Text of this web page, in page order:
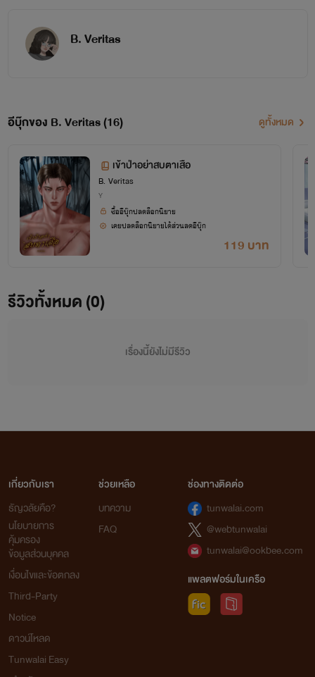
B. Veritas
อีบุ๊กของ B. Veritas (16) ดูทั้งหมด
เข้าป่าอย่าสบตาเสือ
B. Veritas
Y
119 บาท
ซื้ออีบุ๊กปลดล็อกนิยาย
เคยปลดล็อกนิยายได้ส่วนลดอีบุ๊ก
รีวิวทั้งหมด (0)
เรื่องนี้ยังไม่มีรีวิว
เกี่ยวกับเรา
ธัญวลัยคือ?
นโยบายการ
คุ้มครอง
ข้อมูลส่วนบุคคล
เงื่อนไขและข้อตกลง
Third-Party
Notice
ดาวน์โหลด
Tunwalai Easy
ช่วยเหลือ
บทความ
FAQ
ช่องทางติดต่อ
tunwalai.com
@webtunwalai
tunwalai@ookbee.com
แพลตฟอร์มในเครือ